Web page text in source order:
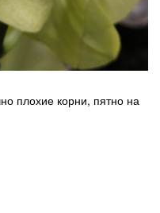
плохие корни, пятно на